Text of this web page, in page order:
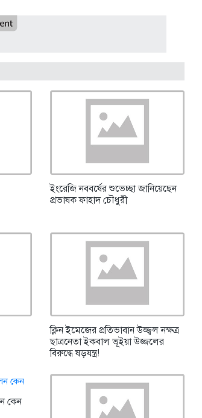
ইংরেজি নববর্ষের শুভেচ্ছা জানিয়েছেন
প্রভাষক ফাহাদ চৌধুরী
ক্লিন ইমেজের প্রতিভাবান উজ্জ্বল নক্ষত্র
ছাত্রনেতা ইকবাল ভূইয়া উজ্জলের
বিরুদ্ধে ষড়যন্ত্র!
কেন